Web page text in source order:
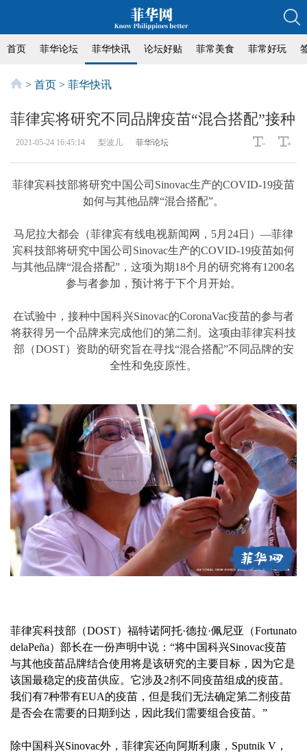
首页 菲华论坛 菲华快讯 论坛好贴 菲常美食 菲常好玩
> 首页 > 菲华快讯
菲律宾将研究不同品牌疫苗“混合搭配”接种
2021-05-24 16:45:14 梨波儿 菲华论坛
菲律宾科技部将研究中国公司Sinovac生产的COVID-19疫苗
如何与其他品牌“混合搭配”。
马尼拉大都会（菲律宾有线电视新闻网，5月24日）—菲律
宾科技部将研究中国公司Sinovac生产的COVID-19疫苗如何
与其他品牌“混合搭配”，这项为期18个月的研究将有1200名
参与者参加，预计将于下个月开始。
在试验中，接种中国科兴Sinovac的CoronaVac疫苗的参与者
将获得另一个品牌来完成他们的第二剂。这项由菲律宾科技
部（DOST）资助的研究旨在寻找“混合搭配”不同品牌的安
全性和免疫原性。
菲律宾科技部（DOST）福特诺阿托·德拉·佩尼亚（Fortunato
delaPeña）部长在一份声明中说：“将中国科兴Sinovac疫苗
与其他疫苗品牌结合使用将是该研究的主要目标，因为它是
该国最稳定的疫苗供应。它涉及2剂不同疫苗组成的疫苗。
我们有7种带有EUA的疫苗，但是我们无法确定第二剂疫苗
是否会在需要的日期到达，因此我们需要组合疫苗。”
除中国科兴Sinovac外，菲律宾还向阿斯利康，Sputnik V，